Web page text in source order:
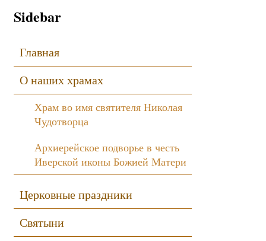
Sidebar
Главная
О наших храмах
Храм во имя святителя Николая
Чудотворца
Архиерейское подворье в честь
Иверской иконы Божией Матери
Церковные праздники
Святыни